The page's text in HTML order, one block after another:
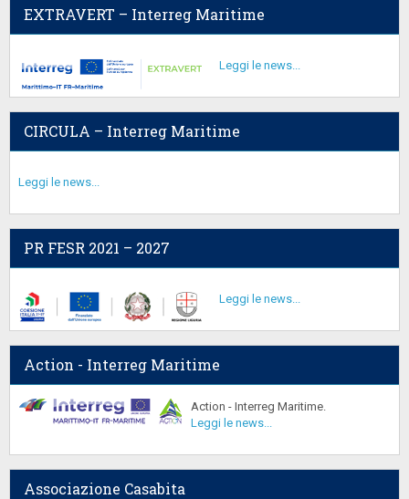
EXTRAVERT – Interreg Maritime
Leggi le news...
CIRCULA – Interreg Maritime
Leggi le news...
PR FESR 2021 – 2027
Leggi le news...
Action - Interreg Maritime
Action - Interreg Maritime.
Leggi le news...
Associazione Casabita